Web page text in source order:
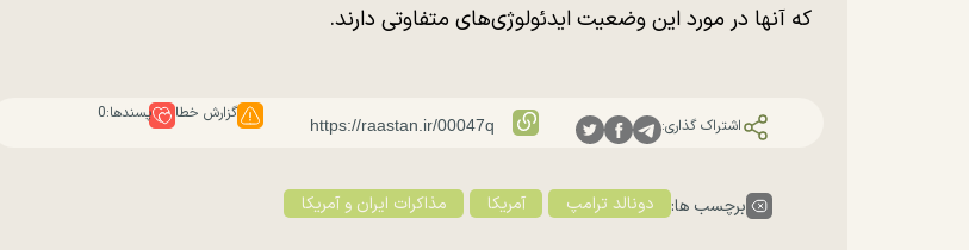
که آنها در مورد این وضعیت ایدئولوژی‌های متفاوتی دارند.
اشتراک گذاری:
گزارش خطا پسندها:0
برچسب ها: دونالد ترامپ آمریکا مذاکرات ایران و آمریکا